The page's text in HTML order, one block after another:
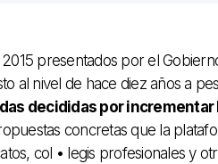
presentados por el
al nivel de hace diez años a
decididas por
concretas que la
col • legis profesionales y